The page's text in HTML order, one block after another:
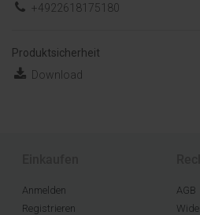
+4922618175180
Produktsicherheit
Download
Anmelden
Registrieren
AGB